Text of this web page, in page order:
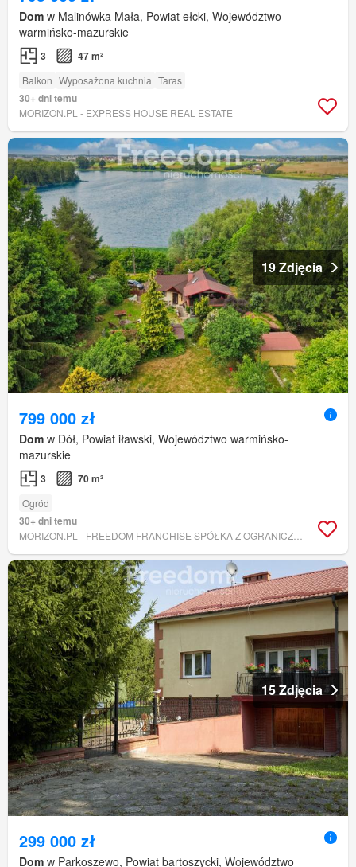
Dom w Malinówka Mała, Powiat ełcki, Województwo
warmińsko-mazurskie
3 47 m²
Balkon Wyposażona kuchnia Taras
30+ dni temu
MORIZON.PL - EXPRESS HOUSE REAL ESTATE
19 Zdjęcia
799 000 zł
Dom w Dół, Powiat iławski, Województwo warmińsko-
mazurskie
3 70 m²
Ogród
30+ dni temu
15 Zdjęcia
299 000 zł
Dom w Parkoszewo, Powiat bartoszycki, Województwo